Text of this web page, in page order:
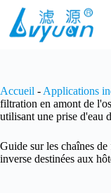
Passer
contenu
Accueil - Applications
filtration en amont de
utilisant une prise d'eau
Guide sur les chaînes
inverse destinées aux